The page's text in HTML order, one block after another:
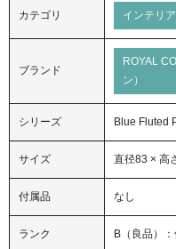
カテゴリ インテリ
ブランド
ROYAL
ン）
シリーズ Blue Fluted
サイズ 直径83 × 高
付属品 なし
ランク B（良品）